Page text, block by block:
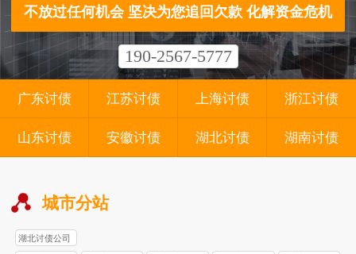
不放过任何机会 坚决为您追回欠款 化解资金危机
190-2567-5777
广东讨债 江苏讨债 上海讨债 浙江讨债
山东讨债 安徽讨债 湖北讨债 湖南讨债
城市分站
湖北讨债公司